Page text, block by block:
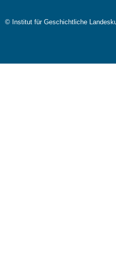
© Institut für Geschichtliche